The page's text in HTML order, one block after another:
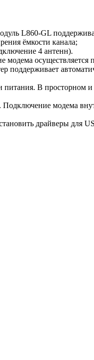
L860-GL
ёмкости канала;
4 антенн).
В просторном
модема
драйверы для